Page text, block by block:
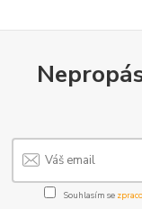
Souhlasím se